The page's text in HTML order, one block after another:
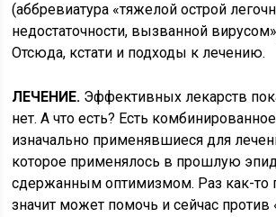
(аббревиатура «тяжелой острой
недостаточности, вызванной
Отсюда, кстати и подходы к лечению.
ЛЕЧЕНИЕ. Эффективных лекарств
нет. А что есть? Есть
изначально применявшиеся для
которое применялось в прошлую
сдержанным оптимизмом. Раз как-то
значит может помочь и сейчас против